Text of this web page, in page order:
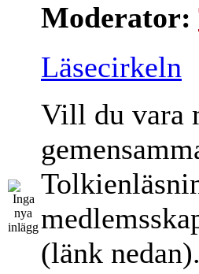
Moderator:
Läsecirkeln
Vill du vara
(länk nedan).